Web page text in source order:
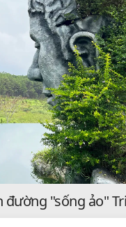
đường "sống ảo"